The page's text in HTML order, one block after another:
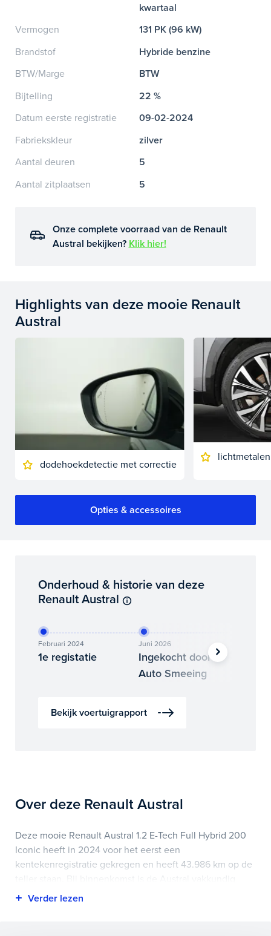
kwartaal
Vermogen
131 PK (96 kW)
Brandstof
Hybride benzine
BTW/Marge
BTW
Bijtelling
22 %
Datum eerste registratie
09-02-2024
Fabriekskleur
zilver
Aantal deuren
5
Aantal zitplaatsen
5
Onze complete voorraad van de Renault
Austral bekijken? Klik hier!
Highlights van deze mooie Renault
Austral
dodehoekdetectie met correctie
Opties & accessoires
Onderhoud & historie van deze
Renault Austral
Februari 2024
1e registatie
Juni 2026
Ingekocht door
Auto Smeeing
Bekijk voertuigrapport
Over deze Renault Austral
Deze mooie Renault Austral 1.2 E-Tech Full Hybrid 200
Iconic heeft in 2024 voor het eerst een
kentekenregistratie gekregen en heeft 43.986 km op de
gecontroleerd. Het voertuigrapport is op deze pagina bij